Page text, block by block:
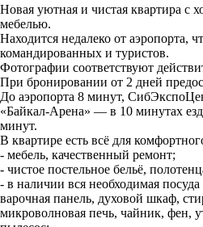
Новая уютная и чистая квартира с
мебелью.
Находится недалеко от аэропорта,
командированных и туристов.
Фотографии соответствуют
При бронировании от 2 дней
До аэропорта 8 минут,
«Байкал-Арена» — в 10 минутах
минут.
В квартире есть всё для
- мебель, качественный ремонт;
- чистое постельное бельё,
- в наличии вся необходимая
варочная панель, духовой шкаф,
микроволновая печь, чайник, фен,